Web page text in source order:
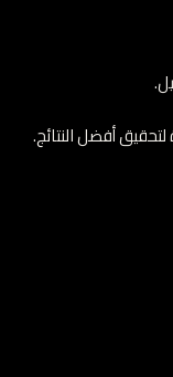
أفضل النتائج.